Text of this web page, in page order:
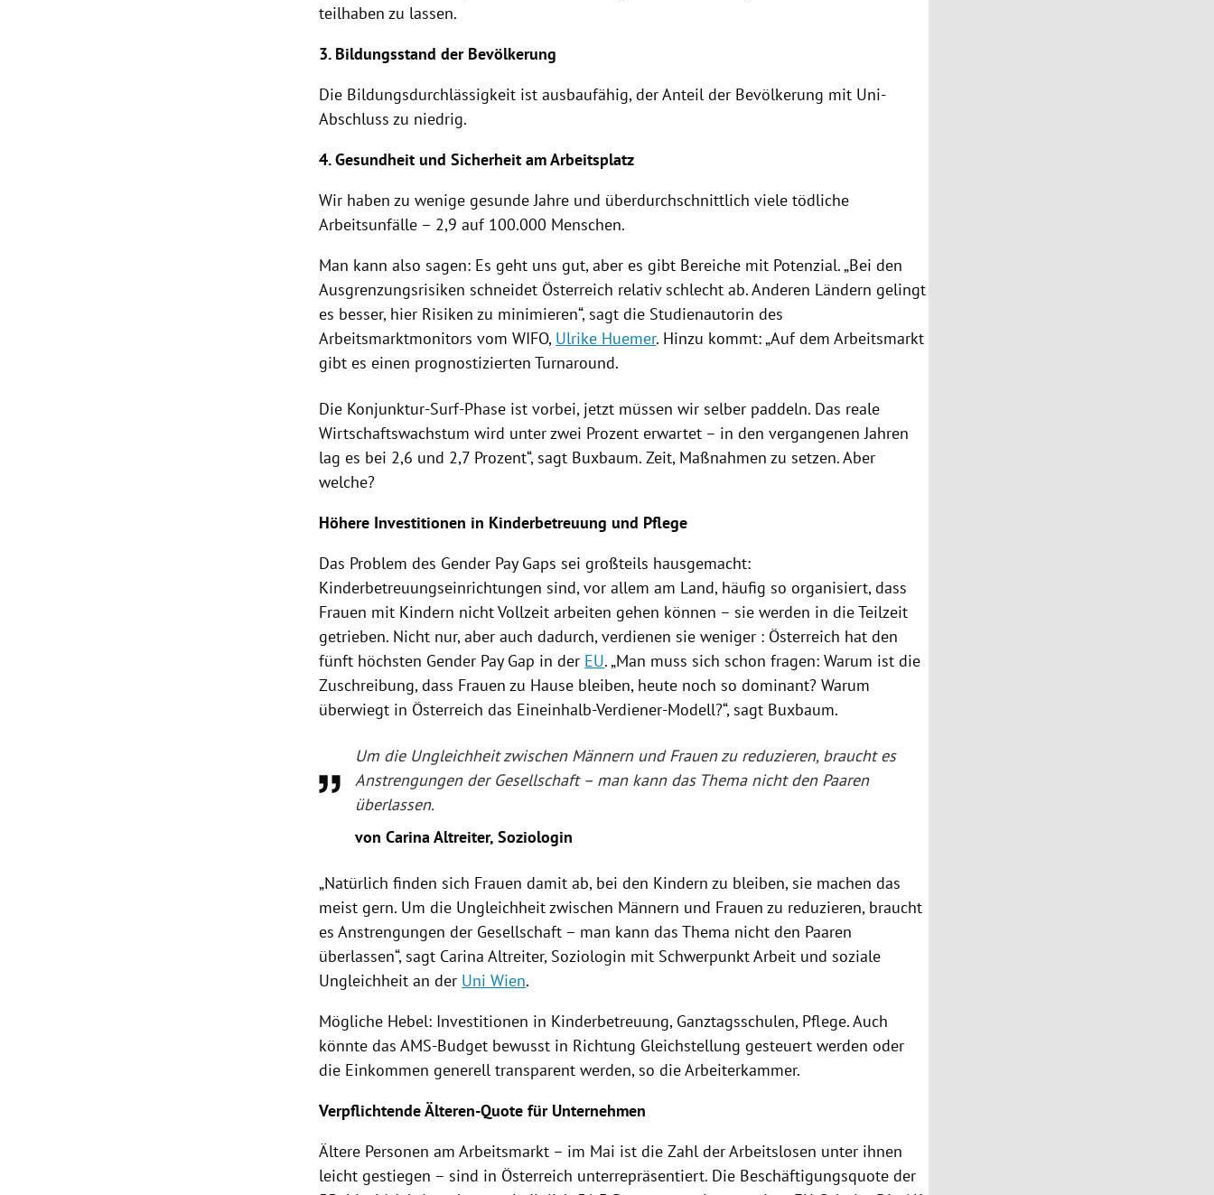
teilhaben zu lassen.
3. Bildungsstand der Bevölkerung
Die Bildungsdurchlässigkeit ist ausbaufähig, der Anteil der Bevölkerung mit Uni-
Abschluss zu niedrig.
4. Gesundheit und Sicherheit am Arbeitsplatz
Wir haben zu wenige gesunde Jahre und überdurchschnittlich viele tödliche
Arbeitsunfälle – 2,9 auf 100.000 Menschen.
Man kann also sagen: Es geht uns gut, aber es gibt Bereiche mit Potenzial. „Bei den
Ausgrenzungsrisiken schneidet Österreich relativ schlecht ab. Anderen Ländern gelingt
es besser, hier Risiken zu minimieren“, sagt die Studienautorin des
Arbeitsmarktmonitors vom WIFO, Ulrike Huemer. Hinzu kommt: „Auf dem Arbeitsmarkt
gibt es einen prognostizierten Turnaround.
Die Konjunktur-Surf-Phase ist vorbei, jetzt müssen wir selber paddeln. Das reale
Wirtschaftswachstum wird unter zwei Prozent erwartet – in den vergangenen Jahren
lag es bei 2,6 und 2,7 Prozent“, sagt Buxbaum. Zeit, Maßnahmen zu setzen. Aber
welche?
Höhere Investitionen in Kinderbetreuung und Pflege
Das Problem des Gender Pay Gaps sei großteils hausgemacht:
Kinderbetreuungseinrichtungen sind, vor allem am Land, häufig so organisiert, dass
Frauen mit Kindern nicht Vollzeit arbeiten gehen können – sie werden in die Teilzeit
getrieben. Nicht nur, aber auch dadurch, verdienen sie weniger : Österreich hat den
fünft höchsten Gender Pay Gap in der EU. „Man muss sich schon fragen: Warum ist die
Zuschreibung, dass Frauen zu Hause bleiben, heute noch so dominant? Warum
überwiegt in Österreich das Eineinhalb-Verdiener-Modell?“, sagt Buxbaum.
Um die Ungleichheitzwischen Männern und Frauen zu reduzieren, braucht es
Anstrengungen der Gesellschaft – man kann das Thema nicht den Paaren
überlassen.
von Carina Altreiter, Soziologin
„Natürlich finden sich Frauen damit ab, bei den Kindern zu bleiben, sie machen das
meist gern. Um die Ungleichheitzwischen Männern und Frauen zu reduzieren, braucht
es Anstrengungen der Gesellschaft – man kann das Thema nicht den Paaren
überlassen“, sagt Carina Altreiter, Soziologin mit Schwerpunkt Arbeit und soziale
Ungleichheit an der Uni Wien.
Mögliche Hebel: Investitionen in Kinderbetreuung, Ganztagsschulen, Pflege. Auch
könnte das AMS-Budget bewusst in Richtung Gleichstellung gesteuert werden oder
die Einkommen generell transparent werden, so die Arbeiterkammer.
Verpflichtende Älteren-Quote für Unternehmen
Ältere Personen am Arbeitsmarkt – im Mai ist die Zahl der Arbeitslosen unter ihnen
leicht gestiegen – sind in Österreich unterrepräsentiert. Die Beschäftigungsquote der